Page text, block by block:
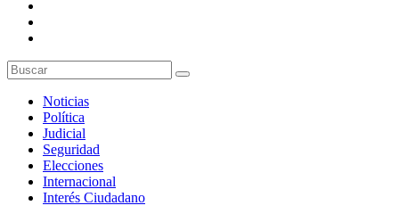
Noticias
Política
Judicial
Seguridad
Elecciones
Internacional
Interés Ciudadano